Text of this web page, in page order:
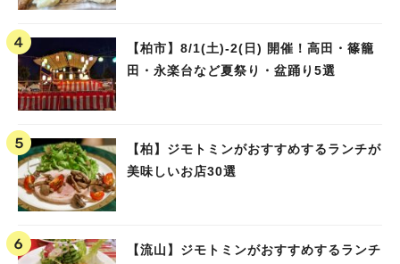
【柏市】8/1(土)‐2(日) 開催！高田・篠籠
田・永楽台など夏祭り・盆踊り5選
【柏】ジモトミンがおすすめするランチが
美味しいお店30選
【流山】ジモトミンがおすすめするランチ